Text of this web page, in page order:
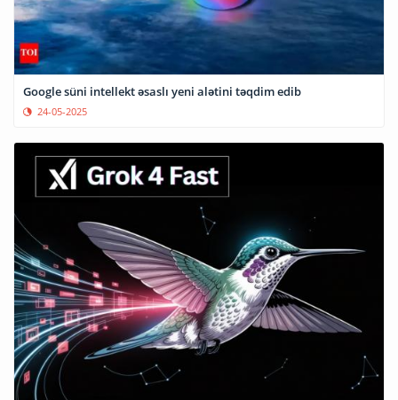
Google süni intellekt əsaslı yeni alətini təqdim edib
24-05-2025